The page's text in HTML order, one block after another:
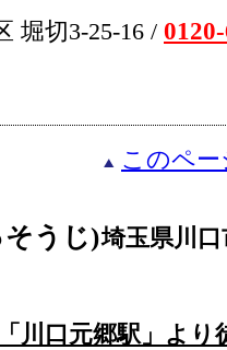
堀切3-25-16 /
このペ
うじ)埼玉県川口
川口元郷駅」よ